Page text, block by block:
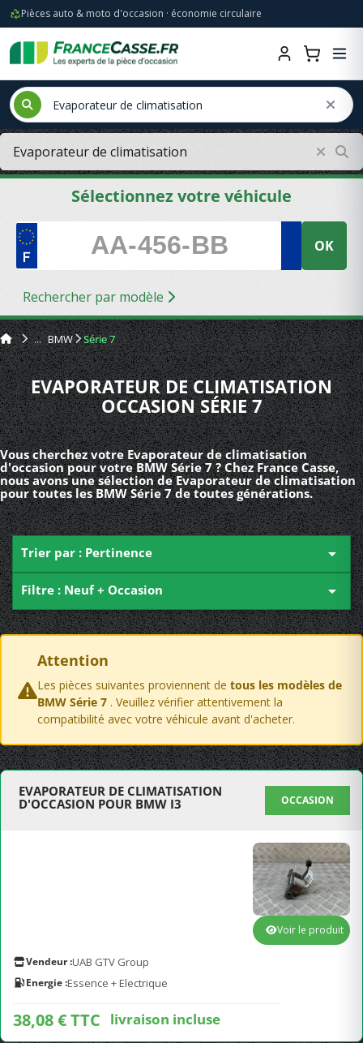
Pièces auto & moto d'occasion · économie circulaire
Sélectionnez votre véhicule
OK
Rechercher par modèle
BMW Série 7
EVAPORATEUR DE CLIMATISATION
OCCASION SÉRIE 7
Vous cherchez votre Evaporateur de climatisation
d'occasion pour votre BMW Série 7 ? Chez France Casse,
nous avons une sélection de Evaporateur de climatisation
pour toutes les BMW Série 7 de toutes générations.
Trier par : Pertinence 
Filtre : Neuf + Occasion 
Attention
Les pièces suivantes proviennent de tous les modèles de
BMW Série 7 . Veuillez vérifier attentivement la
compatibilité avec votre véhicule avant d'acheter.
EVAPORATEUR DE CLIMATISATION
D'OCCASION POUR BMW I3
OCCASION
Vendeur :UAB GTV Group
Energie :Essence + Electrique
38,08 € TTC livraison incluse
Voir le produit